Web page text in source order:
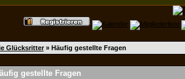
Glücksritter» Häufig gestellte Fragen
gestellte Fragen